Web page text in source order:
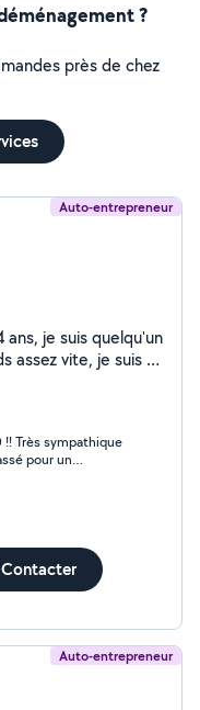
?
près de chez
Auto-entrepreneur
je suis quelqu'un
assez vite, je suis à
pas à faire
!! Très sympathique
pour un
pour leurs
stresse ni
Contacter
Auto-entrepreneur